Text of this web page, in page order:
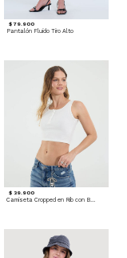
$ 79.900
Pantalón Fluido Tiro Alto
$ 39.900
Camiseta Cropped en Rib con Botones